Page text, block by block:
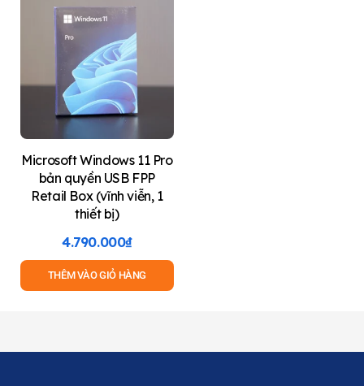
Microsoft Windows 11 Pro
bản quyền USB FPP
Retail Box (vĩnh viễn, 1
thiết bị)
4.790.000₫
THÊM VÀO GIỎ HÀNG